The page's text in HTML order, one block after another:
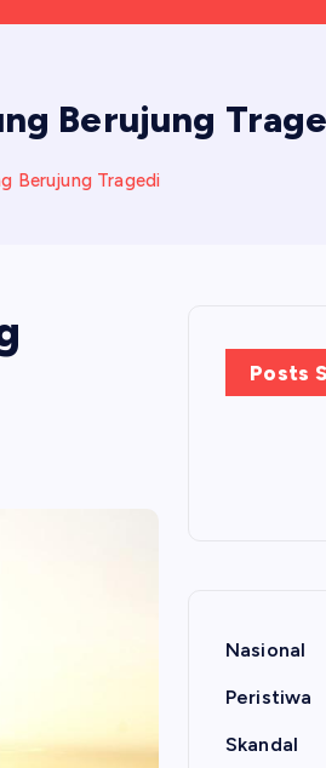
Berujung
Berujung Tragedi
Posts
Nasional
Peristiwa
Skandal